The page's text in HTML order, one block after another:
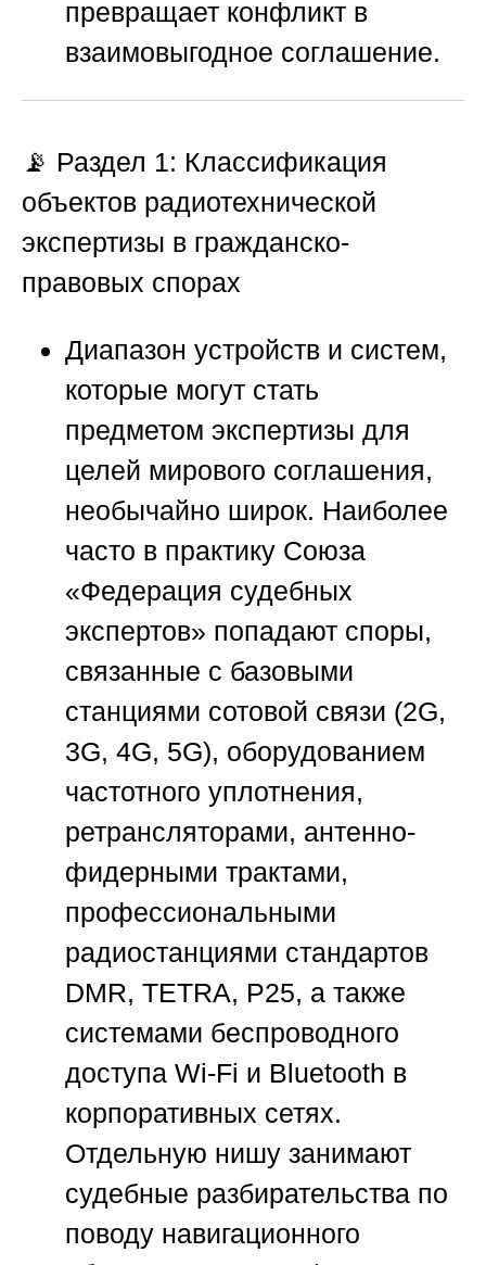
превращает конфликт в
взаимовыгодное соглашение.
📡 Раздел 1: Классификация
объектов радиотехнической
экспертизы в гражданско-
правовых спорах
Диапазон устройств и систем,
которые могут стать
предметом экспертизы для
целей мирового соглашения,
необычайно широк. Наиболее
часто в практику Союза
«Федерация судебных
экспертов» попадают споры,
связанные с базовыми
станциями сотовой связи (2G,
3G, 4G, 5G), оборудованием
частотного уплотнения,
ретрансляторами, антенно-
фидерными трактами,
профессиональными
радиостанциями стандартов
DMR, TETRA, P25, а также
системами беспроводного
доступа Wi-Fi и Bluetooth в
корпоративных сетях.
Отдельную нишу занимают
судебные разбирательства по
поводу навигационного